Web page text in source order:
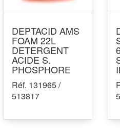
DEPTACID AMS
FOAM 22L
DETERGENT
ACIDE S.
PHOSPHORE
Réf. 131965 /
513817